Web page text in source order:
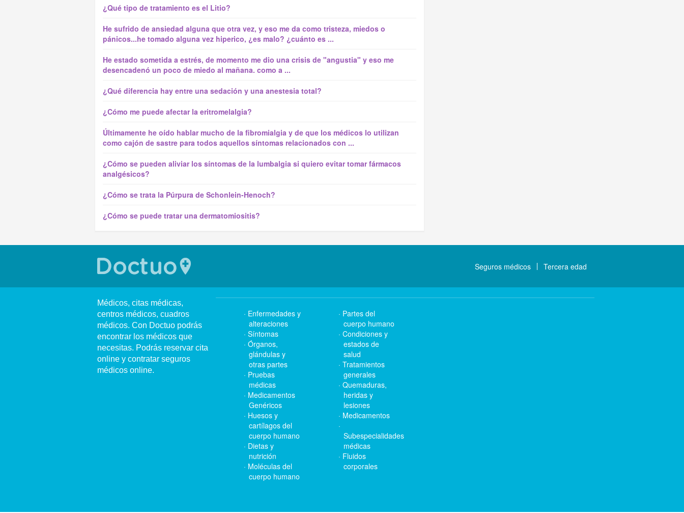
¿Qué tipo de tratamiento es el Litio?
He sufrido de ansiedad alguna que otra vez, y eso me da como tristeza, miedos o
pánicos...he tomado alguna vez hiperico, ¿es malo? ¿cuánto es ...
He estado sometida a estrés, de momento me dio una crisis de "angustia" y eso me
desencadenó un poco de miedo al mañana. como a ...
¿Qué diferencia hay entre una sedación y una anestesia total?
¿Cómo me puede afectar la eritromelalgia?
Últimamente he oído hablar mucho de la fibromialgia y de que los médicos lo utilizan
como cajón de sastre para todos aquellos síntomas relacionados con ...
¿Cómo se pueden aliviar los síntomas de la lumbalgia si quiero evitar tomar fármacos
analgésicos?
¿Cómo se trata la Púrpura de Schonlein-Henoch?
¿Cómo se puede tratar una dermatomiositis?
Seguros médicos Tercera edad
Médicos, citas médicas,
centros médicos, cuadros
médicos. Con Doctuo podrás
encontrar los médicos que
necesitas. Podrás reservar cita
online y contratar seguros
médicos online.
Enfermedades y
alteraciones
Síntomas
Órganos,
glándulas y
otras partes
Pruebas
médicas
Medicamentos
Genéricos
Huesos y
cartílagos del
cuerpo humano
Dietas y
nutrición
Moléculas del
cuerpo humano
Partes del
cuerpo humano
Condiciones y
estados de
salud
Tratamientos
generales
Quemaduras,
heridas y
lesiones
Medicamentos
Subespecialidades
médicas
Fluidos
corporales